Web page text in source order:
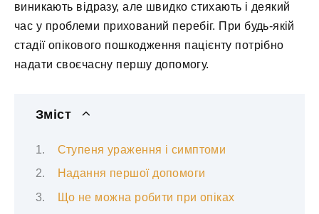
виникають відразу, але швидко стихають і деякий
час у проблеми прихований перебіг. При будь-якій
стадії опікового пошкодження пацієнту потрібно
надати своєчасну першу допомогу.
Зміст
Ступеня ураження і симптоми
Надання першої допомоги
Що не можна робити при опіках